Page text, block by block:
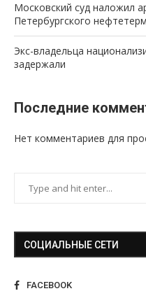
Московский суд наложил
Петербургского
Экс-владельца
задержали
Последние
Нет комментариев для
СОЦИАЛЬНЫЕ СЕТИ
FACEBOOK